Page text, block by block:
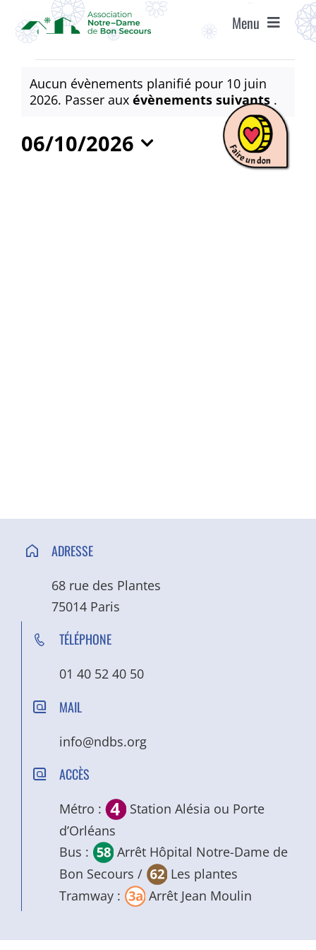
contenu
Menu
ACCUEIL
ASSOCIATION
ÉTABLISSEMENTS
Évènements
for
juin
Notice
Aucun évènements planifié pour 10 juin
2026. Passer aux évènements suivants .
06/10/2026
ADRESSE
68 rue des Plantes
75014 Paris
TÉLÉPHONE
01 40 52 40 50
MAIL
info@ndbs.org
ACCÈS
Métro :
Station Alésia ou Porte
d’Orléans
Bus :
Arrêt Hôpital Notre-Dame de
Bon Secours /
Les plantes
Tramway :
Arrêt Jean Moulin